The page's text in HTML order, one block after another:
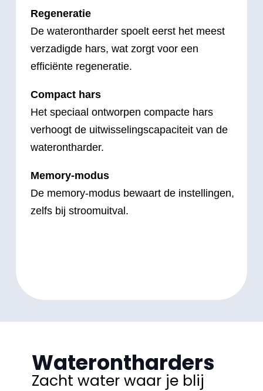
Regeneratie
De waterontharder spoelt eerst het meest
verzadigde hars, wat zorgt voor een
efficiënte regeneratie.
Compact hars
Het speciaal ontworpen compacte hars
verhoogt de uitwisselingscapaciteit van de
waterontharder.
Memory-modus
De memory-modus bewaart de instellingen,
zelfs bij stroomuitval.
Waterontharders
Zacht water waar je blij